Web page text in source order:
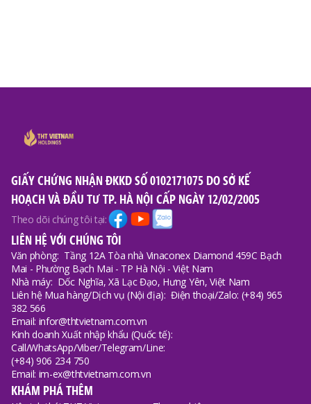
GIẤY CHỨNG NHẬN ĐKKD SỐ 0102171075 DO SỞ KẾ
HOẠCH VÀ ĐẦU TƯ TP. HÀ NỘI CẤP NGÀY 12/02/2005
Theo dõi chúng tôi tại:
LIÊN HỆ VỚI CHÚNG TÔI
Văn phòng: Tầng 12A Tòa nhà Vinaconex Diamond 459C Bạch
Mai - Phường Bạch Mai - TP Hà Nội - Việt Nam
Nhà máy: Dốc Nghĩa, Xã Lạc Đạo, Hưng Yên, Việt Nam
Liên hệ Mua hàng/Dịch vụ (Nội địa): Điện thoại/Zalo: (+84) 965
382 566
Email: infor@thtvietnam.com.vn
Kinh doanh Xuất nhập khẩu (Quốc tế):
Call/WhatsApp/Viber/Telegram/Line:
(+84) 906 234 750
Email: im-ex@thtvietnam.com.vn
KHÁM PHÁ THÊM